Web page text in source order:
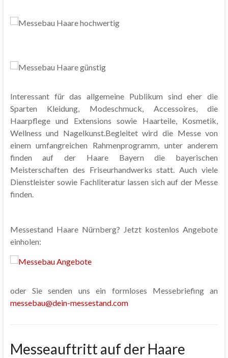
Interessant für das allgemeine Publikum sind eher die
Sparten Kleidung, Modeschmuck, Accessoires, die
Haarpflege und Extensions sowie Haarteile, Kosmetik,
Wellness und Nagelkunst.Begleitet wird die Messe von
einem umfangreichen Rahmenprogramm, unter anderem
finden auf der Haare Bayern die bayerischen
Meisterschaften des Friseurhandwerks statt. Auch viele
Dienstleister sowie Fachliteratur lassen sich auf der Messe
finden.
Messestand Haare Nürnberg? Jetzt kostenlos Angebote
einholen:
oder Sie senden uns ein formloses Messebriefing an
messebau@dein-messestand.com
Messeauftritt auf der Haare